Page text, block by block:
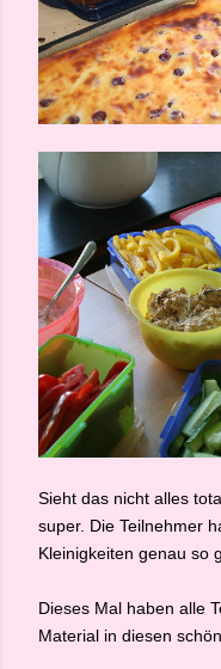
Sieht das nicht alles
super. Die Teilnehmer
Kleinigkeiten genau so
Dieses Mal haben alle
Material in diesen